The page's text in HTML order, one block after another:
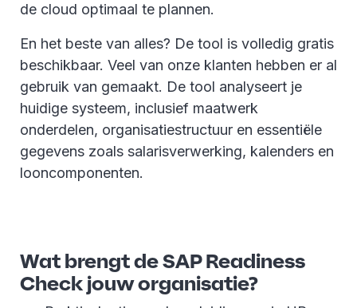
de cloud optimaal te plannen.
En het beste van alles? De tool is volledig gratis
beschikbaar. Veel van onze klanten hebben er al
gebruik van gemaakt. De tool analyseert je
huidige systeem, inclusief maatwerk
onderdelen, organisatiestructuur en essentiële
gegevens zoals salarisverwerking, kalenders en
looncomponenten.
Wat brengt de SAP Readiness
Check jouw organisatie?